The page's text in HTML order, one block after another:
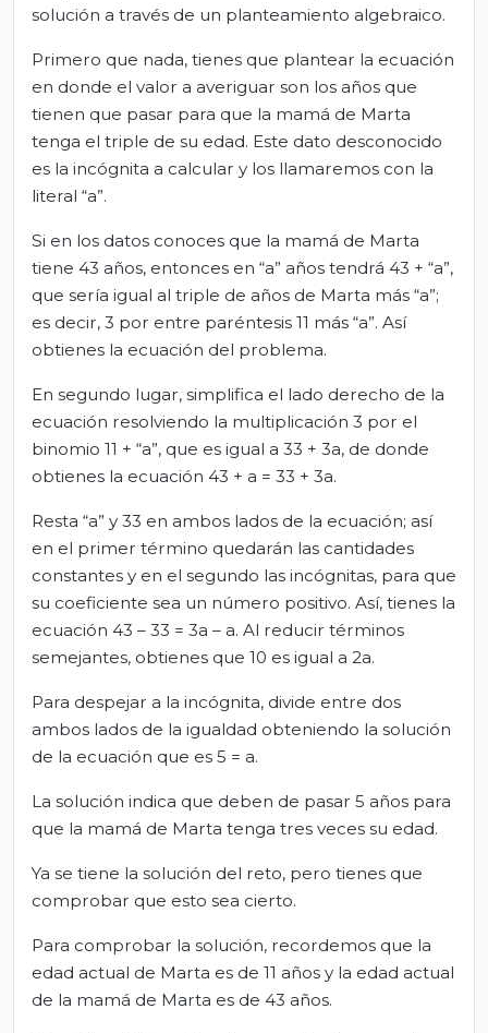
solución a través de un planteamiento algebraico.
Primero que nada, tienes que plantear la ecuación
en donde el valor a averiguar son los años que
tienen que pasar para que la mamá de Marta
tenga el triple de su edad. Este dato desconocido
es la incógnita a calcular y los llamaremos con la
literal “a”.
Si en los datos conoces que la mamá de Marta
tiene 43 años, entonces en “a” años tendrá 43 + “a”,
que sería igual al triple de años de Marta más “a”;
es decir, 3 por entre paréntesis 11 más “a”. Así
obtienes la ecuación del problema.
En segundo lugar, simplifica el lado derecho de la
ecuación resolviendo la multiplicación 3 por el
binomio 11 + “a”, que es igual a 33 + 3a, de donde
obtienes la ecuación 43 + a = 33 + 3a.
Resta “a” y 33 en ambos lados de la ecuación; así
en el primer término quedarán las cantidades
constantes y en el segundo las incógnitas, para que
su coeficiente sea un número positivo. Así, tienes la
ecuación 43 – 33 = 3a – a. Al reducir términos
semejantes, obtienes que 10 es igual a 2a.
Para despejar a la incógnita, divide entre dos
ambos lados de la igualdad obteniendo la solución
de la ecuación que es 5 = a.
La solución indica que deben de pasar 5 años para
que la mamá de Marta tenga tres veces su edad.
Ya se tiene la solución del reto, pero tienes que
comprobar que esto sea cierto.
Para comprobar la solución, recordemos que la
edad actual de Marta es de 11 años y la edad actual
de la mamá de Marta es de 43 años.